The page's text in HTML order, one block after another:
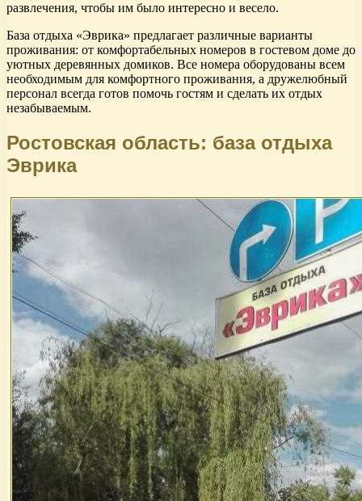
развлечения, чтобы им было интересно и весело.
База отдыха «Эврика» предлагает различные варианты
проживания: от комфортабельных номеров в гостевом доме до
уютных деревянных домиков. Все номера оборудованы всем
необходимым для комфортного проживания, а дружелюбный
персонал всегда готов помочь гостям и сделать их отдых
незабываемым.
Ростовская область: база отдыха
Эврика